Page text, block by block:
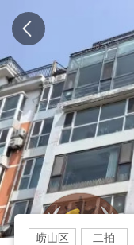
崂山区 二拍